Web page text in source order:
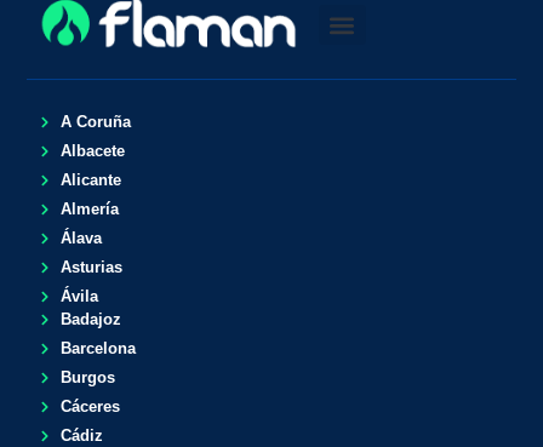
A Coruña
Albacete
Alicante
Almería
Álava
Asturias
Ávila
Badajoz
Barcelona
Burgos
Cáceres
Cádiz